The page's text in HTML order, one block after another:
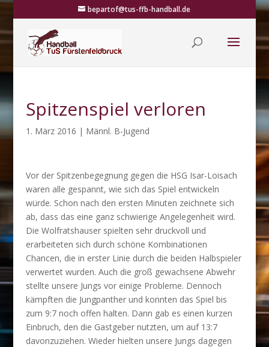
bepartof@tus-ffb-handball.de
Spitzenspiel verloren
1. März 2016 | Männl. B-Jugend
Vor der Spitzenbegegnung gegen die HSG Isar-Loisach
waren alle gespannt, wie sich das Spiel entwickeln
würde. Schon nach den ersten Minuten zeichnete sich
ab, dass das eine ganz schwierige Angelegenheit wird.
Die Wolfratshauser spielten sehr druckvoll und
erarbeiteten sich durch schöne Kombinationen
Chancen, die in erster Linie durch die beiden Halbspieler
verwertet wurden. Auch die groß gewachsene Abwehr
stellte unsere Jungs vor einige Probleme. Dennoch
kämpften die Jungpanther und konnten das Spiel bis
zum 9:7 noch offen halten. Dann gab es einen kurzen
Einbruch, den die Gastgeber nutzten, um auf 13:7
davonzuziehen. Wieder hielten unsere Jungs dagegen